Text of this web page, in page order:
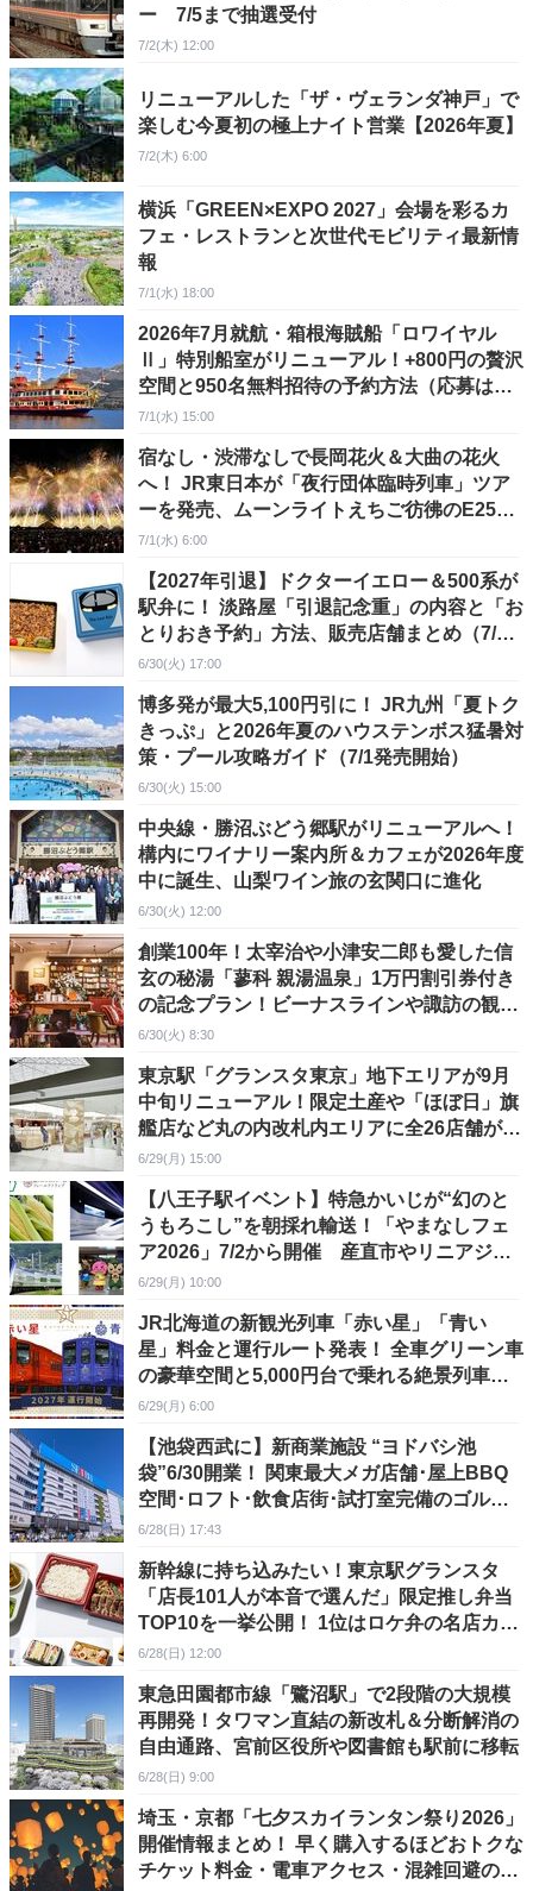
ー 7/5まで抽選受付
7/2(木) 12:00
リニューアルした「ザ・ヴェランダ神戸」で
楽しむ今夏初の極上ナイト営業【2026年夏】
7/2(木) 6:00
横浜「GREEN×EXPO 2027」会場を彩るカ
フェ・レストランと次世代モビリティ最新情
報
7/1(水) 18:00
2026年7月就航・箱根海賊船「ロワイヤル
Ⅱ」特別船室がリニューアル！+800円の贅沢
空間と950名無料招待の予約方法（応募は
7/12まで！）
7/1(水) 15:00
宿なし・渋滞なしで長岡花火＆大曲の花火
へ！ JR東日本が「夜行団体臨時列車」ツア
ーを発売、ムーンライトえちご彷彿のE257
系新潟行きも
7/1(水) 6:00
【2027年引退】ドクターイエロー＆500系が
駅弁に！ 淡路屋「引退記念重」の内容と「お
とりおき予約」方法、販売店舗まとめ（7/1
発売開始）
6/30(火) 17:00
博多発が最大5,100円引に！ JR九州「夏トク
きっぷ」と2026年夏のハウステンボス猛暑対
策・プール攻略ガイド（7/1発売開始）
6/30(火) 15:00
中央線・勝沼ぶどう郷駅がリニューアルへ！
構内にワイナリー案内所＆カフェが2026年度
中に誕生、山梨ワイン旅の玄関口に進化
6/30(火) 12:00
創業100年！太宰治や小津安二郎も愛した信
玄の秘湯「蓼科 親湯温泉」1万円割引券付き
の記念プラン！ビーナスラインや諏訪の観光
拠点にも
6/30(火) 8:30
東京駅「グランスタ東京」地下エリアが9月
中旬リニューアル！限定土産や「ほぼ日」旗
艦店など丸の内改札内エリアに全26店舗が集
結
6/29(月) 15:00
【八王子駅イベント】特急かいじが“幻のと
うもろこし”を朝採れ輸送！「やまなしフェ
ア2026」7/2から開催 産直市やリニアジオ
ラマ展示も
6/29(月) 10:00
JR北海道の新観光列車「赤い星」「青い
星」料金と運行ルート発表！ 全車グリーン車
の豪華空間と5,000円台で乗れる絶景列車、
2027年始動
6/29(月) 6:00
【池袋西武に】新商業施設 “ヨドバシ池
袋”6/30開業！ 関東最大メガ店舗･屋上BBQ
空間･ロフト･飲食店街･試打室完備のゴルフ
専門店などが駅直結に
6/28(日) 17:43
新幹線に持ち込みたい！東京駅グランスタ
「店長101人が本音で選んだ」限定推し弁当
TOP10を一挙公開！ 1位はロケ弁の名店カレ
ーに
6/28(日) 12:00
東急田園都市線「鷺沼駅」で2段階の大規模
再開発！タワマン直結の新改札＆分断解消の
自由通路、宮前区役所や図書館も駅前に移転
6/28(日) 9:00
埼玉・京都「七夕スカイランタン祭り2026」
開催情報まとめ！ 早く購入するほどおトクな
チケット料金・電車アクセス・混雑回避のポ